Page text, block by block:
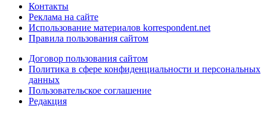
Контакты
Реклама на сайте
Использование материалов korrespondent.net
Правила пользования сайтом
Договор пользования сайтом
Политика в сфере конфиденциальности и персональных
данных
Пользовательское соглашение
Редакция